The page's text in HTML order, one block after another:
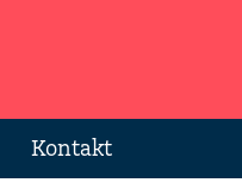
Kontakt